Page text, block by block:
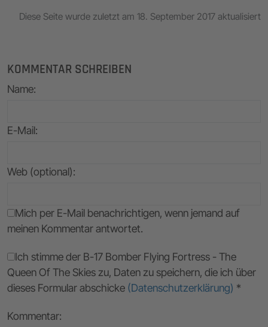
Diese Seite wurde zuletzt am 18. September 2017 aktualisiert
KOMMENTAR SCHREIBEN
Name:
E-Mail:
Web (optional):
Mich per E-Mail benachrichtigen, wenn jemand auf
meinen Kommentar antwortet.
Ich stimme der B-17 Bomber Flying Fortress - The
Queen Of The Skies zu, Daten zu speichern, die ich über
dieses Formular abschicke (Datenschutzerklärung) *
Kommentar: